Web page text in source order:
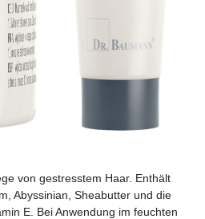
von gestresstem Haar. Enthält
Abyssinian, Sheabutter und die
E. Bei Anwendung im feuchten